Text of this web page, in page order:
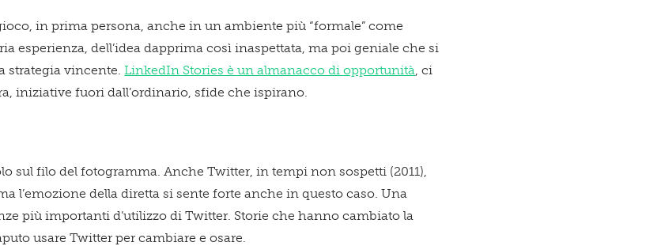
in prima persona, anche in un ambiente più “formale” come
esperienza, dell’idea dapprima così inaspettata, ma poi geniale che si
strategia vincente.LinkedIn Stories è un almanacco di opportunità, ci
iniziative fuori dall’ordinario, sfide che ispirano.
sul filo del fotogramma. Anche Twitter, in tempi non sospetti (2011),
l’emozione della diretta si sente forte anche in questo caso. Una
più importanti d’utilizzo di Twitter. Storie che hanno cambiato la
usare Twitter per cambiare e osare.